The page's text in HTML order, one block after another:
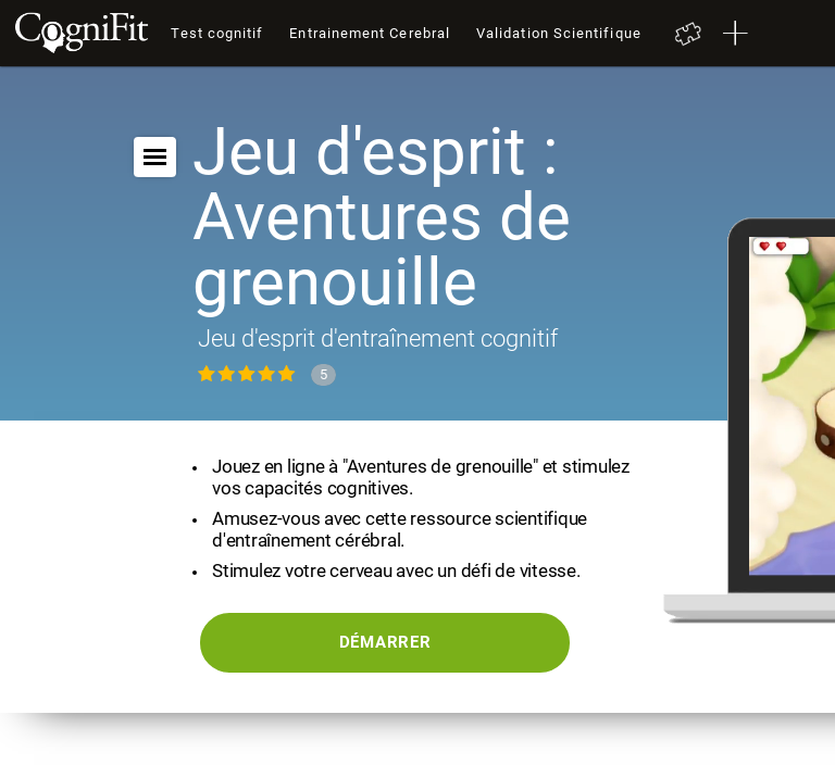
Test cognitif Entrainement Cerebral Validation Scientifique
Jeu d'esprit :
Aventures de
grenouille
Jeu d'esprit d'entraînement cognitif
5
Jouez en ligne à "Aventures de grenouille" et stimulez
vos capacités cognitives.
Amusez-vous avec cette ressource scientifique
d'entraînement cérébral.
Stimulez votre cerveau avec un défi de vitesse.
DÉMARRER